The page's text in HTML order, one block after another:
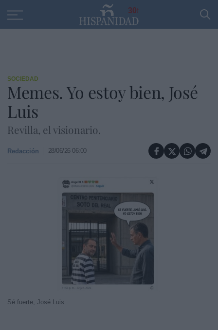
30
SOCIEDAD
Memes. Yo estoy bien, José
Luis
Revilla, el visionario.
Redacción 28/06/26 06:00
Sé fuerte, José Luis